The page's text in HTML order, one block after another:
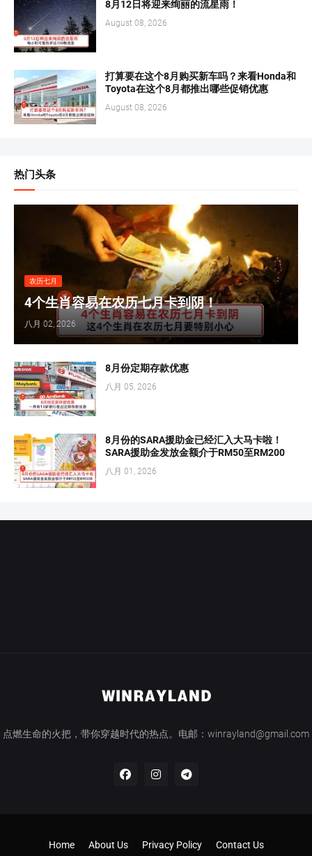
8月12日将迎来绚丽的流星雨！
August 08, 2026
打算要在这个8月购买新车吗？来看Honda和
Toyota在这个8月都推出哪些促销优惠
August 08, 2026
热门头条
农历七月
4个生肖容易在农历七月卡到阴！
八月 02, 2026
8月份定期存款优惠
八月 05, 2026
8月份的SARA援助金已经汇入大马卡啦！
SARA援助金发放金额介于RM50至RM200
八月 01, 2026
点燃生命的火把，带你穿越时代的热点。电邮：winrayland@gmail.com
Home About Us Privacy Policy Contact Us